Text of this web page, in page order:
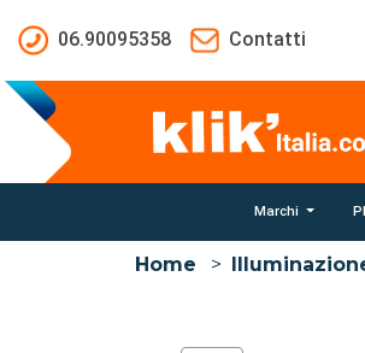
06.90095358
Contatti
Marchi
Home >